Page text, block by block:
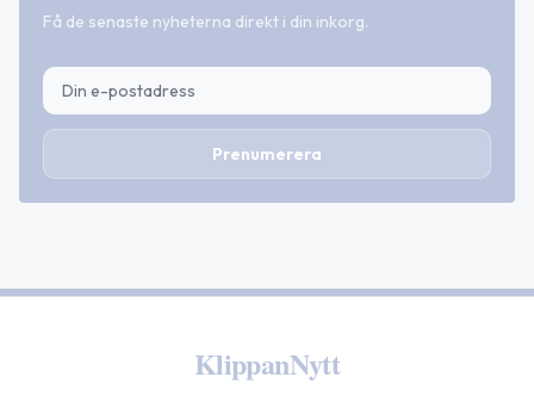
Få de senaste nyheterna direkt i din inkorg.
Prenumerera
KlippanNytt